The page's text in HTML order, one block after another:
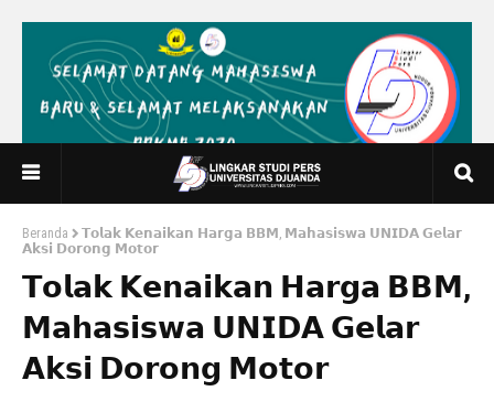
Beranda
𝗧𝗼𝗹𝗮𝗸 𝗞𝗲𝗻𝗮𝗶𝗸𝗮𝗻 𝗛𝗮𝗿𝗴𝗮 𝗕𝗕𝗠, 𝗠𝗮𝗵𝗮𝘀𝗶𝘀𝘄𝗮 𝗨𝗡𝗜𝗗𝗔 𝗚𝗲𝗹𝗮𝗿
𝗔𝗸𝘀𝗶 𝗗𝗼𝗿𝗼𝗻𝗴 𝗠𝗼𝘁𝗼𝗿
𝗧𝗼𝗹𝗮𝗸 𝗞𝗲𝗻𝗮𝗶𝗸𝗮𝗻 𝗛𝗮𝗿𝗴𝗮 𝗕𝗕𝗠,
𝗠𝗮𝗵𝗮𝘀𝗶𝘀𝘄𝗮 𝗨𝗡𝗜𝗗𝗔 𝗚𝗲𝗹𝗮𝗿
𝗔𝗸𝘀𝗶 𝗗𝗼𝗿𝗼𝗻𝗴 𝗠𝗼𝘁𝗼𝗿